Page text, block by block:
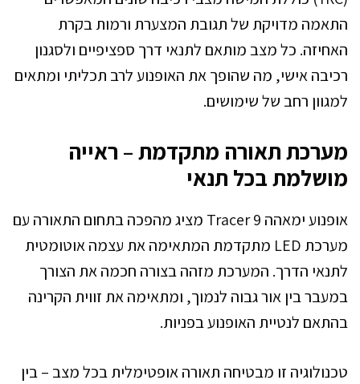
התאמה מדויקת של תגובת המצערת ורמות בקרת
האחיזה. כל מצב מותאם לתנאי דרך ספציפיים ולסגנון
רכיבה אישי, מה שהופך את האופנוע לרב תכליתי ומתאים
למגוון רחב של שימושים.
מערכת תאורה מתקדמת – ראייה
מושלמת בכל תנאי
אופנוע ימאהה Tracer 9 מציג מהפכה בתחום התאורה עם
מערכת LED מתקדמת המתאימה את עצמה אוטומטית
לתנאי הדרך. המערכת מזהה בצורה חכמה את הצורך
במעבר בין אור גבוה לנמוך, ומתאימה את זווית הקרינה
בהתאם לנטיית האופנוע בפניות.
טכנולוגיה זו מבטיחה תאורה אופטימלית בכל מצב – בין